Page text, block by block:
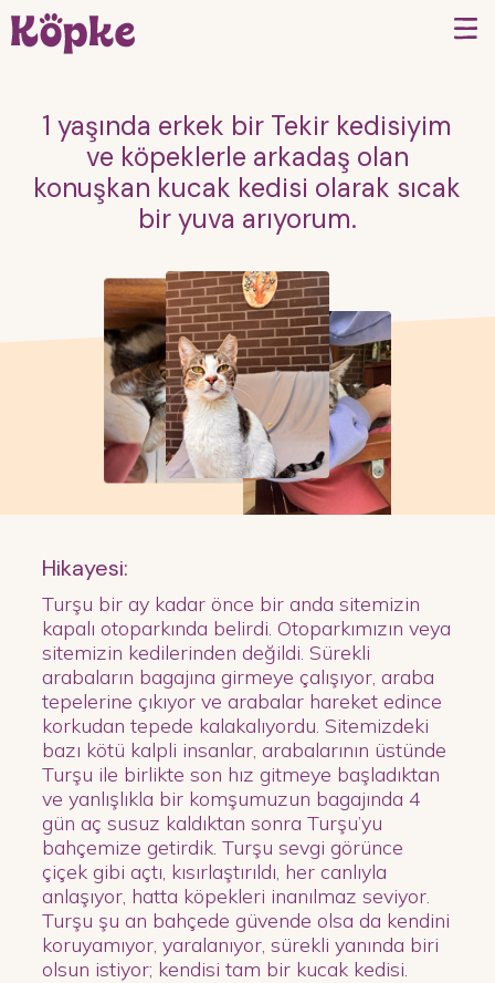
1 yaşında erkek bir Tekir kedisiyim
ve köpeklerle arkadaş olan
konuşkan kucak kedisi olarak sıcak
bir yuva arıyorum.
Hikayesi:
Turşu bir ay kadar önce bir anda sitemizin
kapalı otoparkında belirdi. Otoparkımızın veya
sitemizin kedilerinden değildi. Sürekli
arabaların bagajına girmeye çalışıyor, araba
tepelerine çıkıyor ve arabalar hareket edince
korkudan tepede kalakalıyordu. Sitemizdeki
bazı kötü kalpli insanlar, arabalarının üstünde
Turşu ile birlikte son hız gitmeye başladıktan
ve yanlışlıkla bir komşumuzun bagajında 4
gün aç susuz kaldıktan sonra Turşu’yu
bahçemize getirdik. Turşu sevgi görünce
çiçek gibi açtı, kısırlaştırıldı, her canlıyla
anlaşıyor, hatta köpekleri inanılmaz seviyor.
Turşu şu an bahçede güvende olsa da kendini
koruyamıyor, yaralanıyor, sürekli yanında biri
olsun istiyor; kendisi tam bir kucak kedisi.